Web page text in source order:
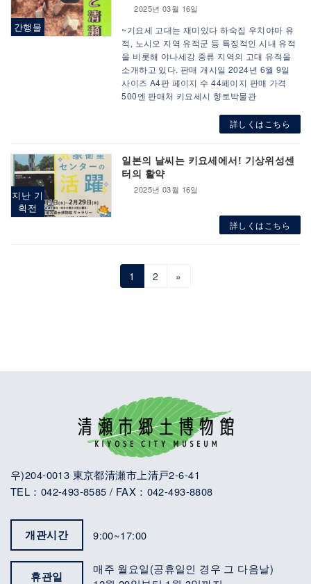
간행물
2025년 03월 16일
~기요세 고대는 재미있다 하숙집 우치야마 유
적, 노시오 지역 유적군 등 특징적인 시내 유적
을 비롯해 야나세강 중류 지역의 고대 유적을
소개하고 있다. 판매 개시일 2024년 6월 9일
사이즈 A4판 페이지 수 44페이지 판매 가격
500엔 판매처 키요세시 향토박물관
詳しくはこちら
지난 기
획전
일본의 날씨는 키요세에서! 기상위성센
터의 활약
2025년 03월 16일
詳しくはこちら
매
Page
1 Page
2 »
우)204-0013 東京都清瀬市上清戸2-6-41
TEL：042-493-8585 / FAX：042-493-8808
개관시간 9:00~17:00
휴관일
매주 월요일(공휴일인 경우 그 다음날)